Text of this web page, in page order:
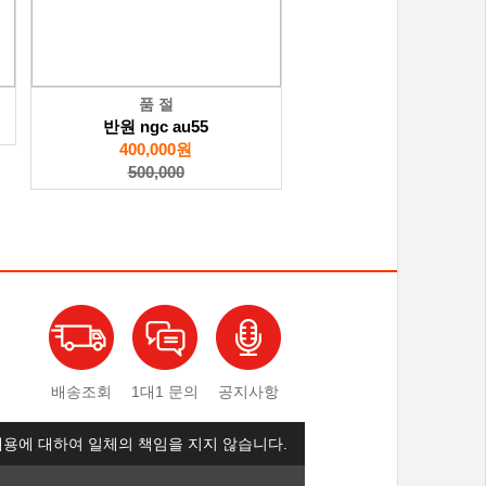
품 절
반원 ngc au55
400,000원
500,000
배송조회 1대1 문의 공지사항
에 대하여 일체의 책임을 지지 않습니다.